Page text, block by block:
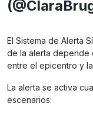
El Sistema de Alerta
de la alerta depende
entre el epicentro y
La alerta se activa
escenarios: